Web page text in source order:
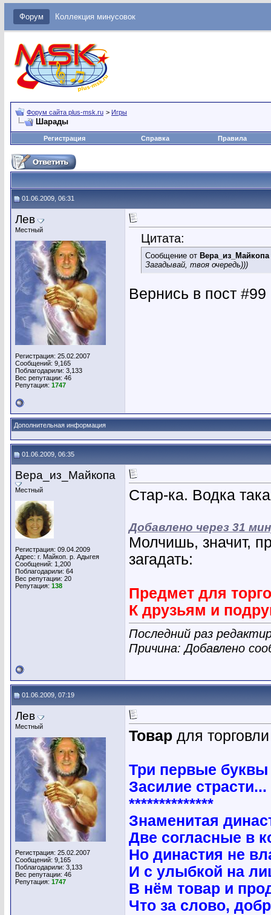
Форум Коллекция минусовок
Форум сайта plus-msk.ru > Игры
Шарады
Регистрация Справка Правила
01.06.2009, 06:31
Лев
Местный
Регистрация: 25.02.2007
Сообщений: 9,165
Поблагодарили: 3,133
Вес репутации: 46
Репутация: 1747
Цитата:
Сообщение от Вера_из_Майкопа
Загадывай, твоя очередь)))
Вернись в пост #99
Дополнительная информация
01.06.2009, 06:35
Вера_из_Майкопа
Местный
Регистрация: 09.04.2009
Адрес: г. Майкоп. р. Адыгея
Сообщений: 1,200
Поблагодарили: 64
Вес репутации: 20
Репутация: 138
Стар-ка. Водка
Добавлено через 31
Молчишь, значит,
загадать:
Предмет для
К друзьям и
Последний раз
Причина: Добавлено
01.06.2009, 07:19
Лев
Местный
Регистрация: 25.02.2007
Сообщений: 9,165
Поблагодарили: 3,133
Вес репутации: 46
Репутация: 1747
Товар для
Три первые буквы
Засилие страсти...
**************
Знаменитая
Две согласные в
Но династия не
И с улыбкой на
В нём товар и
Что за слово,